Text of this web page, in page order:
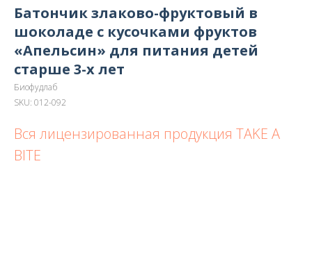
Батончик злаково-фруктовый в
шоколаде с кусочками фруктов
«Апельсин» для питания детей
старше 3-х лет
Биофудлаб
SKU: 012-092
Вся лицензированная продукция TAKE A
BITE